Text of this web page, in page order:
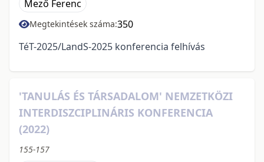
Mező Ferenc
Megtekintések száma:350
TéT-2025/LandS-2025 konferencia felhívás
'TANULÁS ÉS TÁRSADALOM' NEMZETKÖZI
INTERDISZCIPLINÁRIS KONFERENCIA
(2022)
155-157